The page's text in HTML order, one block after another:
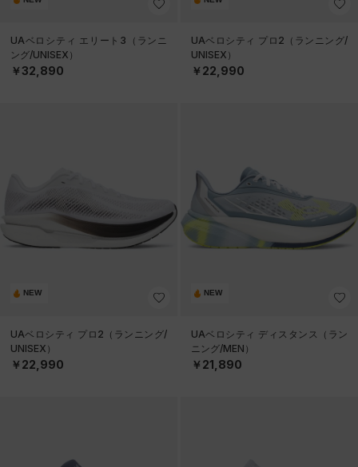
UAベロシティ エリート3（ランニ
ング/UNISEX）
￥32,890
UAベロシティ プロ2（ランニング/
UNISEX）
￥22,990
NEW
UAベロシティ プロ2（ランニング/
UNISEX）
￥22,990
NEW
UAベロシティ ディスタンス（ラン
ニング/MEN）
￥21,890